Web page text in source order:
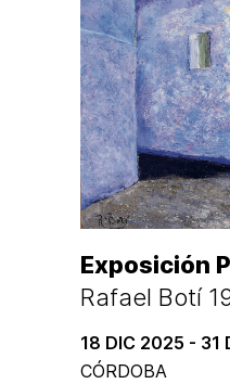
Exposición
Rafael Botí
18 DIC 2025 - 31
CÓRDOBA